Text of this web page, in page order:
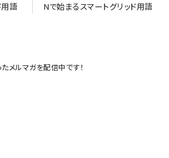
用語 Nで始まるスマートグリッド用語
メルマガを配信中です！